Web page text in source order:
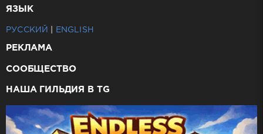
ЯЗЫК
РУССКИЙ ENGLISH
РЕКЛАМА
СООБЩЕСТВО
НАША ГИЛЬДИЯ В TG